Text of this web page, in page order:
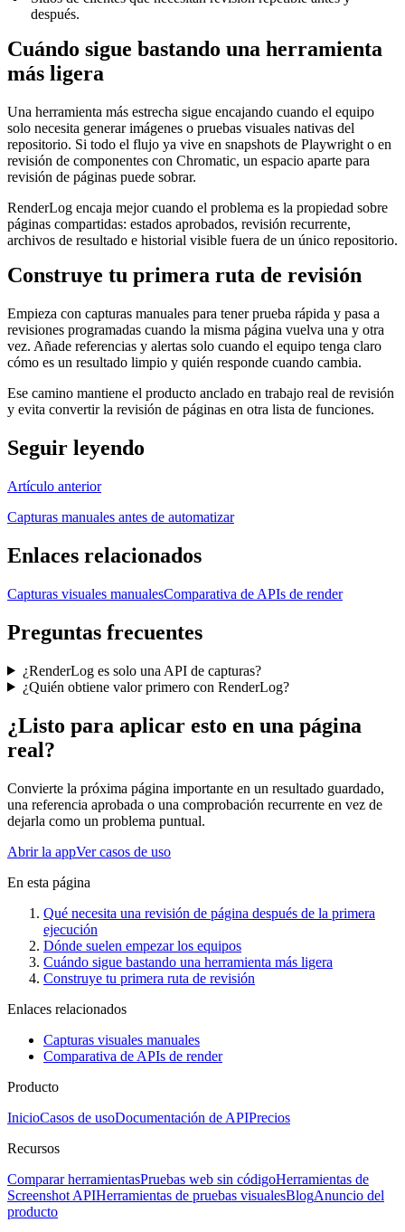
después.
Cuándo sigue bastando una herramienta
más ligera
Una herramienta más estrecha sigue encajando cuando el equipo
solo necesita generar imágenes o pruebas visuales nativas del
repositorio. Si todo el flujo ya vive en snapshots de Playwright o en
revisión de componentes con Chromatic, un espacio aparte para
revisión de páginas puede sobrar.
RenderLog encaja mejor cuando el problema es la propiedad sobre
páginas compartidas: estados aprobados, revisión recurrente,
archivos de resultado e historial visible fuera de un único repositorio.
Construye tu primera ruta de revisión
Empieza con capturas manuales para tener prueba rápida y pasa a
revisiones programadas cuando la misma página vuelva una y otra
vez. Añade referencias y alertas solo cuando el equipo tenga claro
cómo es un resultado limpio y quién responde cuando cambia.
Ese camino mantiene el producto anclado en trabajo real de revisión
y evita convertir la revisión de páginas en otra lista de funciones.
Seguir leyendo
Artículo anterior
Capturas manuales antes de automatizar
Enlaces relacionados
Capturas visuales manualesComparativa de APIs de render
Preguntas frecuentes
¿RenderLog es solo una API de capturas?
¿Quién obtiene valor primero con RenderLog?
¿Listo para aplicar esto en una página
real?
Convierte la próxima página importante en un resultado guardado,
una referencia aprobada o una comprobación recurrente en vez de
dejarla como un problema puntual.
Abrir la appVer casos de uso
En esta página
Qué necesita una revisión de página después de la primera
ejecución
Dónde suelen empezar los equipos
Cuándo sigue bastando una herramienta más ligera
Construye tu primera ruta de revisión
Enlaces relacionados
Capturas visuales manuales
Comparativa de APIs de render
Producto
InicioCasos de usoDocumentación de APIPrecios
Recursos
Comparar herramientasPruebas web sin códigoHerramientas de
Screenshot APIHerramientas de pruebas visualesBlogAnuncio del
producto